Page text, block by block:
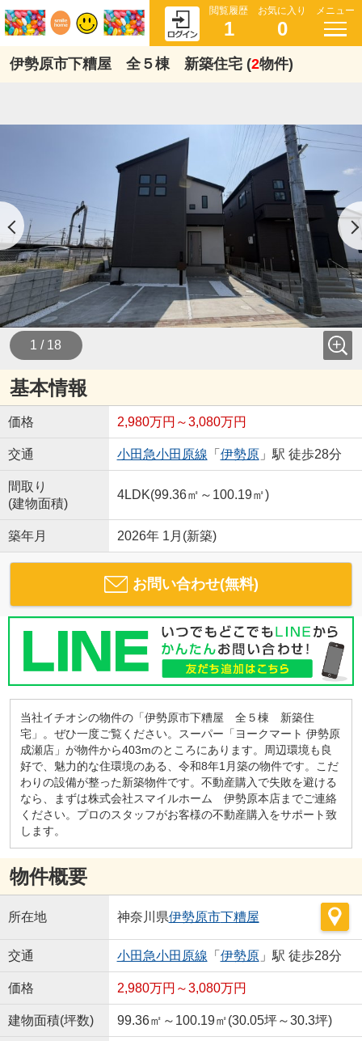
閲覧履歴
1
お気に入り
0
メニュー
伊勢原市下糟屋 全５棟 新築住宅 (2物件)
1 / 18
基本情報
価格 2,980万円～3,080万円
交通 小田急小田原線 「 伊勢原」駅 徒歩28分
間取り
(建物面積)
4LDK(99.36㎡～100.19㎡)
築年月 2026年 1月(新築)
お問い合わせ(無料)
当社イチオシの物件の「伊勢原市下糟屋 全５棟 新築住
宅」。ぜひ一度ご覧ください。スーパー「ヨークマート 伊勢原
成瀬店」が物件から403mのところにあります。周辺環境も良
好で、魅力的な住環境のある、令和8年1月築の物件です。こだ
わりの設備が整った新築物件です。不動産購入で失敗を避ける
なら、まずは株式会社スマイルホーム 伊勢原本店までご連絡
ください。プロのスタッフがお客様の不動産購入をサポート致
します。
物件概要
所在地 神奈川県伊勢原市下糟屋
交通 小田急小田原線 「 伊勢原」駅 徒歩28分
価格 2,980万円～3,080万円
建物面積(坪数) 99.36㎡～100.19㎡(30.05坪～30.3坪)